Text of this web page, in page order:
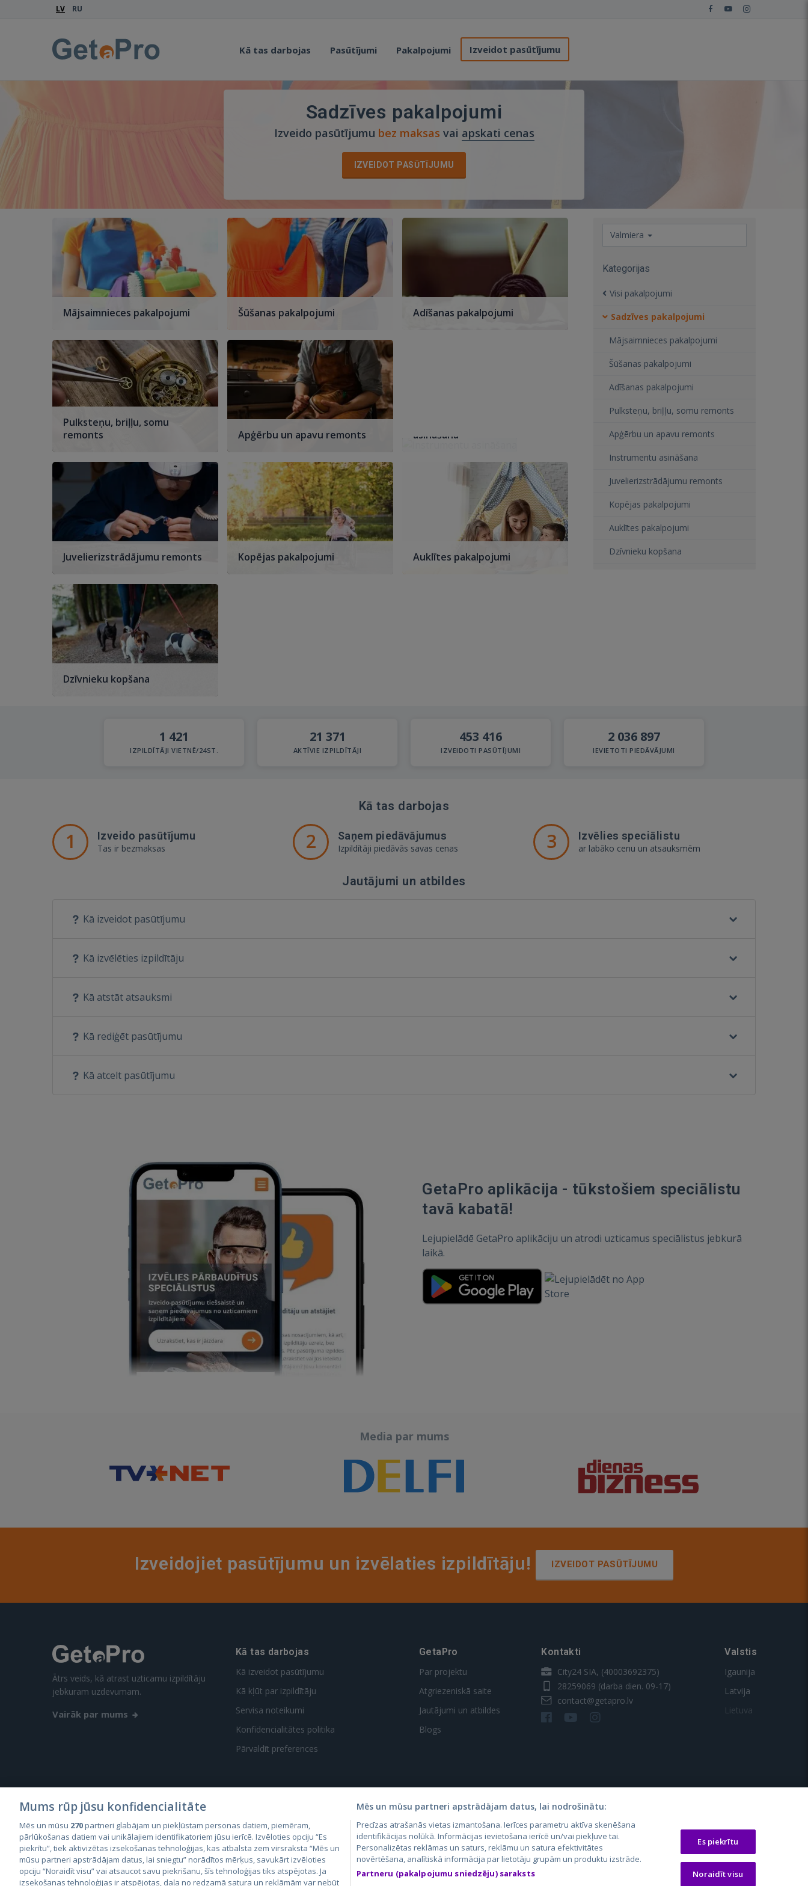
LV RU
Kā tas darbojas Pasūtījumi Pakalpojumi Izveidot pasūtījumu
Sadzīves pakalpojumi
Izveido pasūtījumu bez maksas vai apskati cenas
IZVEIDOT PASŪTĪJUMU
Mājsaimnieces pakalpojumi Šūšanas pakalpojumi Adīšanas pakalpojumi
Pulksteņu, briļļu, somu
remonts
Apģērbu un apavu remonts
asināšana
Juvelierizstrādājumu remonts Kopējas pakalpojumi Auklītes pakalpojumi
Dzīvnieku kopšana
Valmiera
Kategorijas
Visi pakalpojumi
Sadzīves pakalpojumi
Mājsaimnieces pakalpojumi
Šūšanas pakalpojumi
Adīšanas pakalpojumi
Pulksteņu, briļļu, somu remonts
Apģērbu un apavu remonts
Instrumentu asināšana
Juvelierizstrādājumu remonts
Kopējas pakalpojumi
Auklītes pakalpojumi
Dzīvnieku kopšana
1 421
IZPILDĪTĀJI VIETNĒ/24ST.
21 371
AKTĪVIE IZPILDĪTĀJI
453 416
IZVEIDOTI PASŪTĪJUMI
2 036 897
IEVIETOTI PIEDĀVĀJUMI
Kā tas darbojas
1 Izveido pasūtījumu
Tas ir bezmaksas 2 Saņem piedāvājumus
Izpildītāji piedāvās savas cenas 3 Izvēlies speciālistu
ar labāko cenu un atsauksmēm
Jautājumi un atbildes
Kā izveidot pasūtījumu
Kā izvēlēties izpildītāju
Kā atstāt atsauksmi
Kā rediģēt pasūtījumu
Kā atcelt pasūtījumu
GetaPro aplikācija - tūkstošiem speciālistu
tavā kabatā!
Lejupielādē GetaPro aplikāciju un atrodi uzticamus speciālistus jebkurā
laikā.
Media par mums
Izveidojiet pasūtījumu un izvēlaties izpildītāju! IZVEIDOT PASŪTĪJUMU
Ātrs veids, kā atrast uzticamu izpildītāju
jebkuram uzdevumam.
Vairāk par mums
Kā tas darbojas
Kā izveidot pasūtījumu
Kā kļūt par izpildītāju
Servisa noteikumi
Konfidencialitātes politika
Pārvaldīt preferences
GetaPro
Par projektu
Atgriezeniskā saite
Jautājumi un atbildes
Blogs
Kontakti
City24 SIA, (40003692375)
28259069 (darba dien. 09-17)
contact@getapro.lv
Valstis
Igaunija
Latvija
Lietuva
City24.lv
City24.ee
GetaPro.ee
Skelbiu.lt
Autoplius.lt
Aruodas.lt
CVbankas.lt
Kainos.lt
Paslaugos.lt
auto24.ee
KV.ee
Osta.ee
KuldneBörs.ee
Mums rūp jūsu konfidencialitāte
Mēs un mūsu 270partneri glabājam un piekļūstam personas datiem, piemēram,
pārlūkošanas datiem vai unikālajiem identifikatoriem jūsu ierīcē. Izvēloties opciju “Es
piekrītu”, tiek aktivizētas izsekošanas tehnoloģijas, kas atbalsta zem virsraksta “Mēs un
mūsu partneri apstrādājam datus, lai sniegtu” norādītos mērķus, savukārt izvēloties
opciju “Noraidīt visu” vai atsaucot savu piekrišanu, šīs tehnoloģijas tiks atspējotas. Ja
izsekošanas tehnoloģijas ir atspējotas, daļa no redzamā satura un reklāmām var nebūt
Mēs un mūsu partneri apstrādājam datus, lai nodrošinātu:
Precīzas atrašanās vietas izmantošana. Ierīces parametru aktīva skenēšana
identifikācijas nolūkā. Informācijas ievietošana ierīcē un/vai piekļuve tai.
Personalizētas reklāmas un saturs, reklāmu un satura efektivitātes
novērtēšana, analītiskā informācija par lietotāju grupām un produktu izstrāde.
Partneru (pakalpojumu sniedzēju) saraksts
Es piekrītu
Noraidīt visu